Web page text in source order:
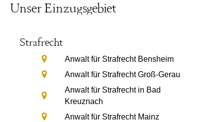
Unser Einzugsgebiet
Strafrecht
Anwalt für Strafrecht Bensheim
Anwalt für Strafrecht Groß-Gerau
Anwalt für Strafrecht in Bad
Kreuznach
Anwalt für Strafrecht Mainz